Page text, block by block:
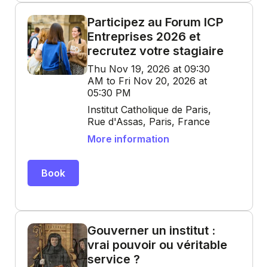
Participez au Forum ICP
Entreprises 2026 et
recrutez votre stagiaire
Thu Nov 19, 2026 at 09:30
AM to Fri Nov 20, 2026 at
05:30 PM
Institut Catholique de Paris,
Rue d'Assas, Paris, France
More information
Book
Gouverner un institut :
vrai pouvoir ou véritable
service ?